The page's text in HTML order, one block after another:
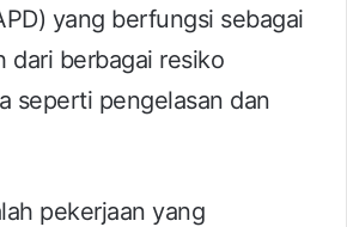
yang berfungsi sebagai
dari berbagai resiko
seperti pengelasan dan
pekerjaan yang